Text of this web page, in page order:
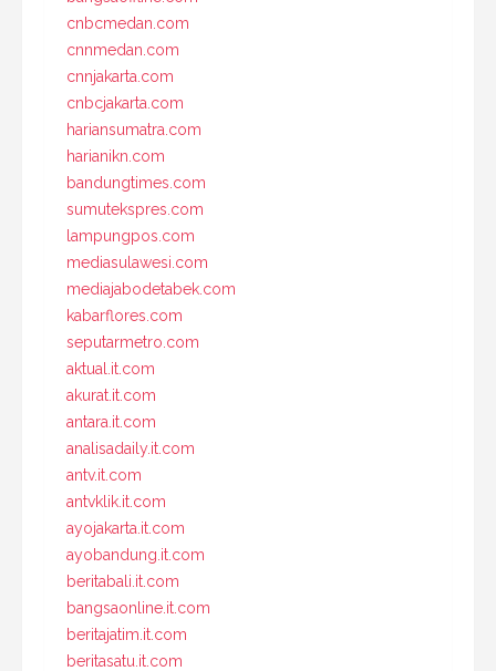
cnbcmedan.com
cnnmedan.com
cnnjakarta.com
cnbcjakarta.com
hariansumatra.com
harianikn.com
bandungtimes.com
sumutekspres.com
lampungpos.com
mediasulawesi.com
mediajabodetabek.com
kabarflores.com
seputarmetro.com
aktual.it.com
akurat.it.com
antara.it.com
analisadaily.it.com
antv.it.com
antvklik.it.com
ayojakarta.it.com
ayobandung.it.com
beritabali.it.com
bangsaonline.it.com
beritajatim.it.com
beritasatu.it.com